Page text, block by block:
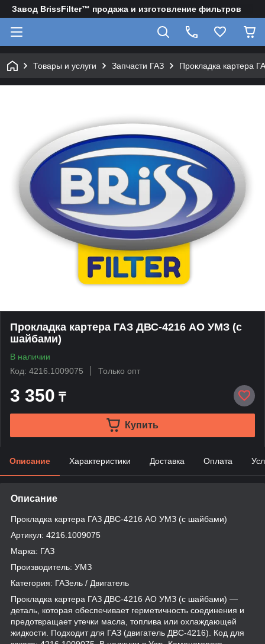
Завод BrissFilter™ продажа и изготовление фильтров
Товары и услуги Запчасти ГАЗ Прокладка картера
Прокладка картера ГАЗ ДВС-4216 АО УМЗ (с
шайбами)
В наличии
Код: 4216.1009075
Только опт
3 350 ₸
Купить
Описание Характеристики Доставка Оплата
Описание
Прокладка картера ГАЗ ДВС-4216 АО УМЗ (с шайбами)
Артикул: 4216.1009075
Марка: ГАЗ
Производитель: УМЗ
Категория: ГАЗель / Двигатель
Прокладка картера ГАЗ ДВС-4216 АО УМЗ (с шайбами) —
деталь, которая обеспечивает герметичность соединения и
предотвращает утечки масла, топлива или охлаждающей
жидкости. Подходит для ГАЗ (двигатель ДВС-4216). Код для